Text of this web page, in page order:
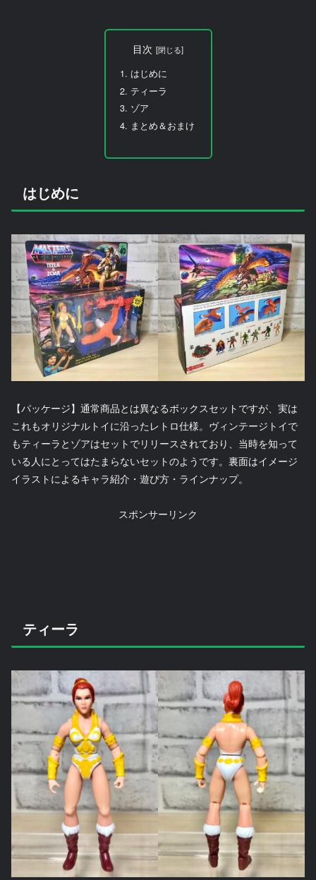
目次
はじめに
ティーラ
ゾア
まとめ＆おまけ
はじめに
【パッケージ】通常商品とは異なるボックスセットですが、実は
これもオリジナルトイに沿ったレトロ仕様。ヴィンテージトイで
もティーラとゾアはセットでリリースされており、当時を知って
いる人にとってはたまらないセットのようです。裏面はイメージ
イラストによるキャラ紹介・遊び方・ラインナップ。
スポンサーリンク
ティーラ